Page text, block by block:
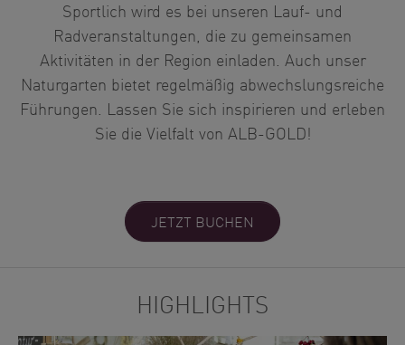
Sportlich wird es bei unseren Lauf- und
Radveranstaltungen, die zu gemeinsamen
Aktivitäten in der Region einladen. Auch unser
Naturgarten bietet regelmäßig abwechslungsreiche
Führungen. Lassen Sie sich inspirieren und erleben
Sie die Vielfalt von ALB-GOLD!
JETZT BUCHEN
HIGHLIGHTS